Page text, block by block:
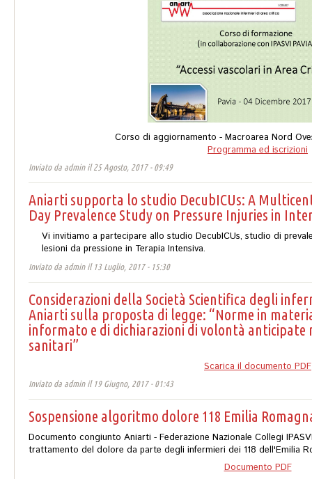
Corso di aggiornamento - Macroarea Nord
Programma ed iscrizioni
Inviato da adminil 25 Agosto, 2017 - 09:49
Aniarti supporta lo studio DecubICUs: A
Day Prevalence Study on Pressure Injuries in
Vi invitiamo a partecipare allo studio DecubICUs, studio di
lesioni da pressione in Terapia Intensiva.
Inviato da adminil 13 Luglio, 2017 - 15:30
Considerazioni della Società Scientifica degli
Aniarti sulla proposta di legge: “Norme in
informato e di dichiarazioni di volontà
sanitari”
Scarica il documento PDF
Inviato da adminil 19 Giugno, 2017 - 01:43
Sospensione algoritmo dolore 118 Emilia
Documento congiunto Aniarti - Federazione Nazionale Collegi
trattamento del dolore da parte degli infermieri dei 118 dell'Emilia
Documento PDF